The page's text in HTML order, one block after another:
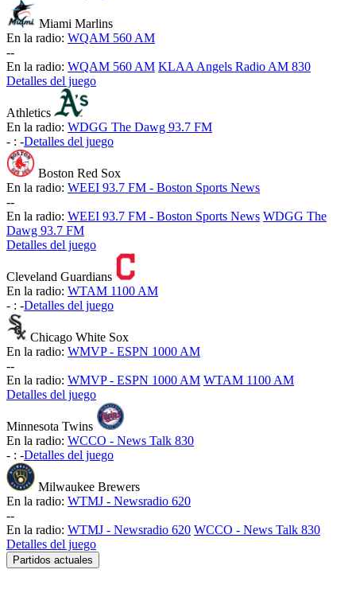
Miami Marlins
En la radio: WQAM 560 AM
--
En la radio: WQAM 560 AM KLAA Angels Radio AM 830
Detalles del juego
Athletics
En la radio: WDGG The Dawg 93.7 FM
- : -Detalles del juego
Boston Red Sox
En la radio: WEEI 93.7 FM - Boston Sports News
--
En la radio: WEEI 93.7 FM - Boston Sports News WDGG The
Dawg 93.7 FM
Detalles del juego
Cleveland Guardians
En la radio: WTAM 1100 AM
- : -Detalles del juego
Chicago White Sox
En la radio: WMVP - ESPN 1000 AM
--
En la radio: WMVP - ESPN 1000 AM WTAM 1100 AM
Detalles del juego
Minnesota Twins
En la radio: WCCO - News Talk 830
- : -Detalles del juego
Milwaukee Brewers
En la radio: WTMJ - Newsradio 620
--
En la radio: WTMJ - Newsradio 620 WCCO - News Talk 830
Detalles del juego
Partidos actuales